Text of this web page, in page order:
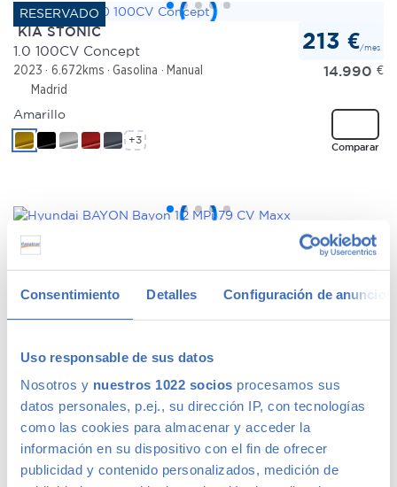
Consentimiento Detalles Configuración de anuncios
Uso responsable de sus datos
Nosotros y nuestros 1022 socios procesamos sus
datos personales, p.ej., su dirección IP, con tecnologías
como las cookies para almacenar y acceder la
información en su dispositivo con el fin de ofrecer
publicidad y contenido personalizados, medición de
KIA STONIC
1.0 100CV Concept
2023 6.672kms Gasolina
Manual
Madrid
213 €/mes
14.990 €
Comparar
Amarillo
+3
HYUNDAI BAYON
Bayon 1.2 MPi 79 CV Maxx
2024 51.206kms Gasolina
Manual
Madrid
227 €/mes
15.990 €
Blanco
Kuga Trend 2.0 TDCi 140 CV 2WD
2011 96.945kms Diésel Manual
191 €
11.990